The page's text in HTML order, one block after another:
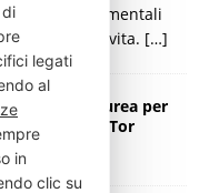
fondamentali
qualità della vita. […]
il corso di laurea per
con Tor
legati
al
in
clic su